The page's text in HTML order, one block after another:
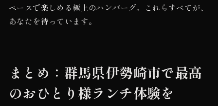
ペースで楽しめる極上のハンバーグ。これらすべてが、
あなたを待っています。
まとめ：群馬県伊勢崎市で最高
のおひとり様ランチ体験を